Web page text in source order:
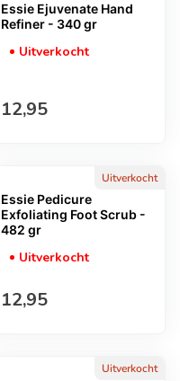
Essie Ejuvenate Hand
Refiner - 340 gr
Uitverkocht
Normale prijs
12,95
Uitverkocht
Essie Pedicure
Exfoliating Foot Scrub -
482 gr
Uitverkocht
Normale prijs
12,95
Uitverkocht